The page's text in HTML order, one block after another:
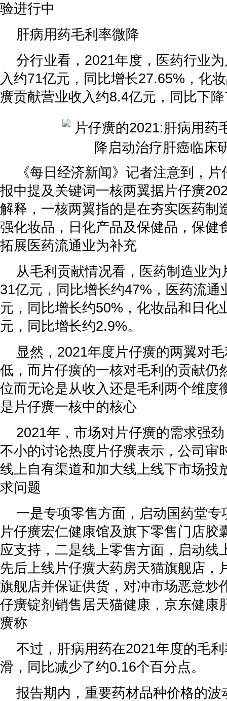
验进行中
肝病用药毛利率微降
分行业看，2021年度，医药行业
入约71亿元，同比增长27.65%，化
癀贡献营业收入约8.4亿元，同比下
《每日经济新闻》记者注意到，
报中提及关键词一核两翼据片仔癀
解释，一核两翼指的是在夯实医药制
强化妆品，日化产品及保健品，保健
拓展医药流通业为补充
从毛利贡献情况看，医药制造业
31亿元，同比增长约47%，医药流通
元，同比增长约50%，化妆品和日化
元，同比增长约2.9%。
显然，2021年度片仔癀的两翼对
低，而片仔癀的一核对毛利的贡献仍
位而无论是从收入还是毛利两个维度
是片仔癀一核中的核心
2021年，市场对片仔癀的需求强
不小的讨论热度片仔癀表示，公司审
线上自有渠道和加大线上线下市场投
求问题
一是专项零售方面，启动国药堂专
片仔癀宏仁健康馆及旗下零售门店胶
应支持，二是线上零售方面，启动线
先后上线片仔癀大药房天猫旗舰店，
旗舰店并保证供货，对冲市场恶意炒
仔癀锭剂销售居天猫健康，京东健康
癀称
不过，肝病用药在2021年度的毛
滑，同比减少了约0.16个百分点。
报告期内，重要药材品种价格的波